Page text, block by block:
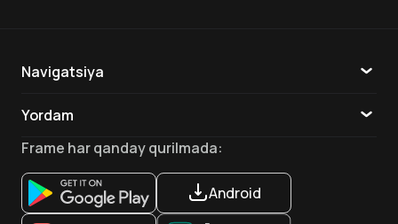
Navigatsiya
Yordam
Aloqa
Ilovalar
Frame har qanday qurilmada:
Android